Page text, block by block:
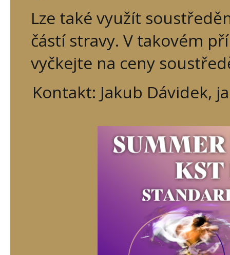
Lze také využít
částí stravy. V takovém
vyčkejte na ceny
Kontakt: Jakub Dávidek,